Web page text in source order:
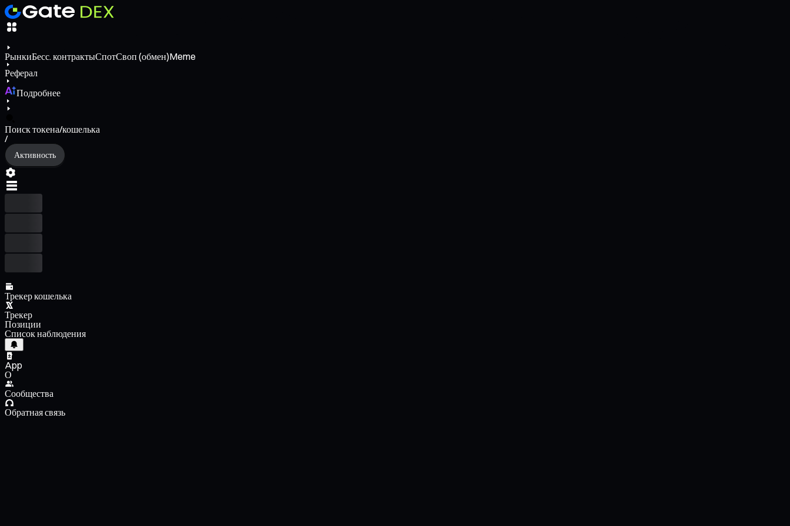
РынкиБесс. контрактыСпотСвоп (обмен)Meme
Реферал
Подробнее
Поиск токена/кошелька
/
Активность
Трекер кошелька
Трекер
Позиции
Список наблюдения
App
О
Сообщества
Обратная связь